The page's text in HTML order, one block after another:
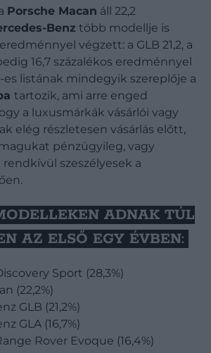
Porsche Macan áll 22,2
Benz több modellje is
végzett: a GLB 21,2, a
16,7 százalékos eredménnyel
listának mindegyik szereplője a
tartozik, ami arre enged
a luxusmárkák vásárlói vagy
elég részletesen vásárlás előtt,
pénzügyileg, vagy
szeszélyesek a
ADNAK TÚL
AZ ELSŐ EGY ÉVBEN:
Sport (28,3%)
(22,2%)
GLB (21,2%)
GLA (16,7%)
Rover Evoque (16,4%)